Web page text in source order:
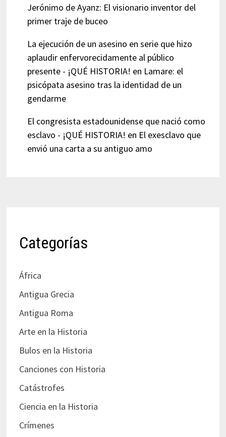
Jerónimo de Ayanz: El visionario inventor del
primer traje de buceo
La ejecución de un asesino en serie que hizo
aplaudir enfervorecidamente al público
presente - ¡QUÉ HISTORIA! en Lamare: el
psicópata asesino tras la identidad de un
gendarme
El congresista estadounidense que nació como
esclavo - ¡QUÉ HISTORIA! en El exesclavo que
envió una carta a su antiguo amo
Categorías
África
Antigua Grecia
Antigua Roma
Arte en la Historia
Bulos en la Historia
Canciones con Historia
Catástrofes
Ciencia en la Historia
Crímenes